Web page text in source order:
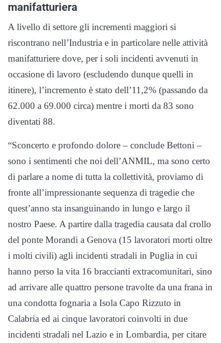
manifatturiera
A livello di settore gli incrementi maggiori si
riscontrano nell’Industria e in particolare nelle attività
manifatturiere dove, per i soli incidenti avvenuti in
occasione di lavoro (escludendo dunque quelli in
itinere), l’incremento è stato dell’11,2% (passando da
62.000 a 69.000 circa) mentre i morti da 83 sono
diventati 88.
“Sconcerto e profondo dolore – conclude Bettoni –
sono i sentimenti che noi dell’ANMIL, ma sono certo
di parlare a nome di tutta la collettività, proviamo di
fronte all’impressionante sequenza di tragedie che
quest’anno sta insanguinando in lungo e largo il
nostro Paese. A partire dalla tragedia causata dal crollo
del ponte Morandi a Genova (15 lavoratori morti oltre
i molti civili) agli incidenti stradali in Puglia in cui
hanno perso la vita 16 braccianti extracomunitari, sino
ad arrivare alle quattro persone travolte da una frana in
una condotta fognaria a Isola Capo Rizzuto in
Calabria ed ai cinque lavoratori coinvolti in due
incidenti stradali nel Lazio e in Lombardia, per citare